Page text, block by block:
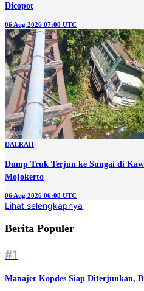
Dicopot
06 Aug 2026 07:00 UTC
DAERAH
Dump Truk Terjun ke Sungai di
Mojokerto
06 Aug 2026 06:00 UTC
Lihat selengkapnya
Berita Populer
#1
Manajer Kopdes Siap Diterjunkan,